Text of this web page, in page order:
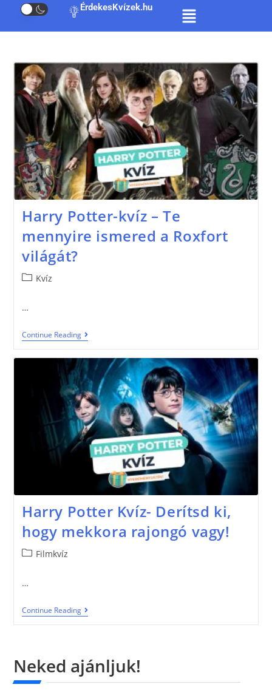
ÉrdekesKvízek.hu
Harry Potter-kvíz – Te
mennyire ismered a Roxfort
világát?
Kvíz
…
Continue Reading
Harry Potter Kvíz- Derítsd ki,
hogy mekkora rajongó vagy!
Filmkvíz
…
Continue Reading
Neked ajánljuk!